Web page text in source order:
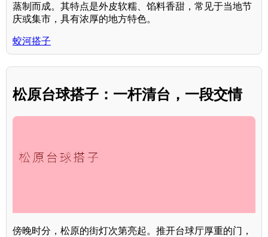
蒸制而成。其特点是外皮软糯、馅料香甜，常见于当地节
庆或集市，具有浓厚的地方特色。
蛟河搭子
松原台球搭子：一杆清台，一段交情
傍晚时分，松原的街灯次第亮起。推开台球厅厚重的门，